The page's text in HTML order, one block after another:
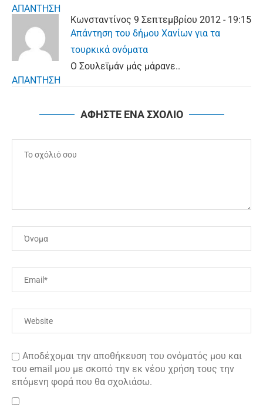
ΑΠΑΝΤΗΣΗ
Κωνσταντίνος 9 Σεπτεμβρίου 2012 - 19:15
Απάντηση του δήμου Χανίων για τα
τουρκικά ονόματα
O Σουλεϊμάν μάς μάρανε..
ΑΠΑΝΤΗΣΗ
ΑΦΗΣΤΕ ΕΝΑ ΣΧΟΛΙΟ
Αποδέχομαι την αποθήκευση του ονόματός μου και
του email μου με σκοπό την εκ νέου χρήση τους την
επόμενη φορά που θα σχολιάσω.